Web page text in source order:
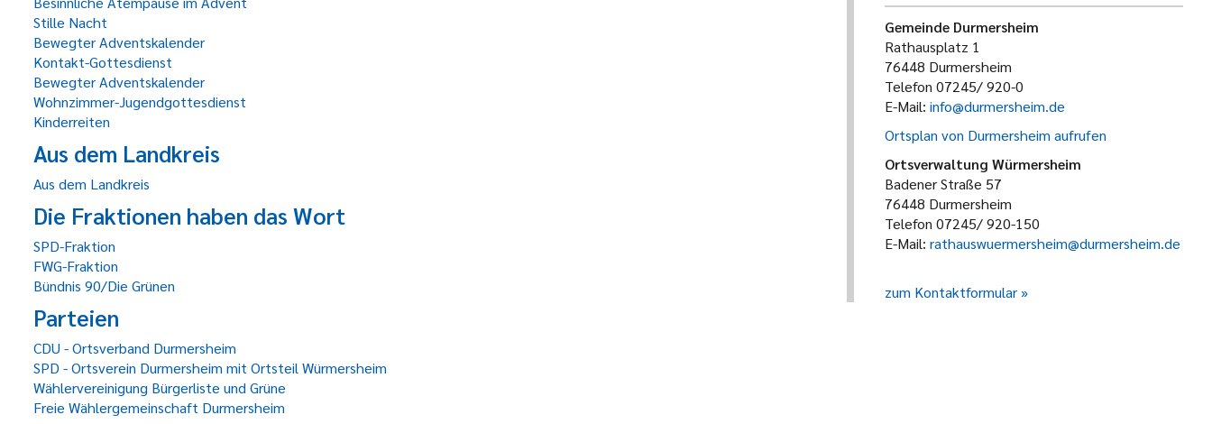
Stille Nacht
Bewegter Adventskalender
Kontakt-Gottesdienst
Bewegter Adventskalender
Wohnzimmer-Jugendgottesdienst
Kinderreiten
Aus dem Landkreis
Aus dem Landkreis
Die Fraktionen haben das Wort
SPD-Fraktion
FWG-Fraktion
Bündnis 90/Die Grünen
Parteien
CDU - Ortsverband Durmersheim
SPD - Ortsverein Durmersheim mit Ortsteil Würmersheim
Wählervereinigung Bürgerliste und Grüne
Freie Wählergemeinschaft Durmersheim
Gemeinde Durmersheim
Rathausplatz 1
76448 Durmersheim
Telefon 07245/ 920-0
E-Mail: info@durmersheim.de
Ortsplan von Durmersheim aufrufen
Ortsverwaltung Würmersheim
Badener Straße 57
76448 Durmersheim
Telefon 07245/ 920-150
E-Mail: rathauswuermersheim@durmersheim.de
zum Kontaktformular